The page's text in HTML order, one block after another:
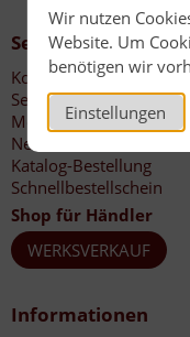
Wir nutzen
Website. Um
benötigen wir
Einstellungen
Service
Kontakt
Service
Mein Konto
Newsletter
Katalog-Bestellung
Schnellbestellschein
Shop für Händler
WERKSVERKAUF
Informationen